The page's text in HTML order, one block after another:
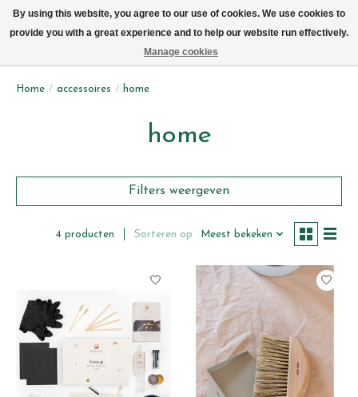
Home / accessoires / home
home
Filters weergeven
4 producten Sorteren op Meest bekeken
By using this website, you agree to our use of cookies. We use cookies to
provide you with a great experience and to help our website run effectively.
Manage cookies